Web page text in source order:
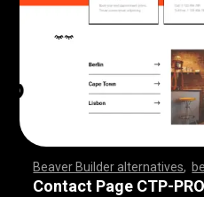
Beaver Builder alternatives
,,,,,,,,,,,,,,,,,,,,,,,,,,,,, ,,,
,,,,,,,,,,,,,,,
Contact Page CTP-